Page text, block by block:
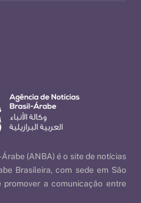
(ANBA) é o site de notícias
Brasileira, com sede em São
promover a comunicação entre